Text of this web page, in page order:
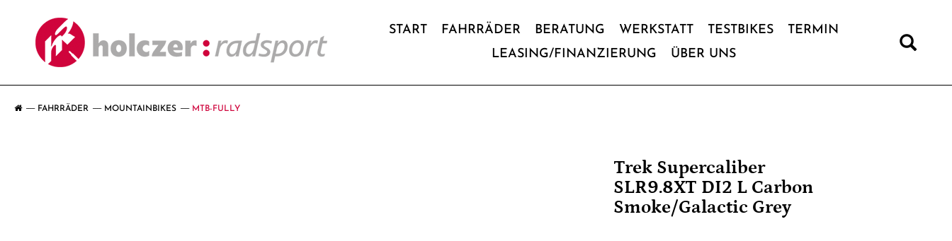
START FAHRRÄDER BERATUNG WERKSTATT TESTBIKES
TERMIN
LEASING/FINANZIERUNG
ÜBER UNS
FAHRRÄDER MOUNTAINBIKES MTB-FULLY
Trek Supercaliber
SLR9.8XT DI2 L Carbon
Smoke/Galactic Grey